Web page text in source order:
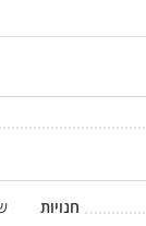
חנויות